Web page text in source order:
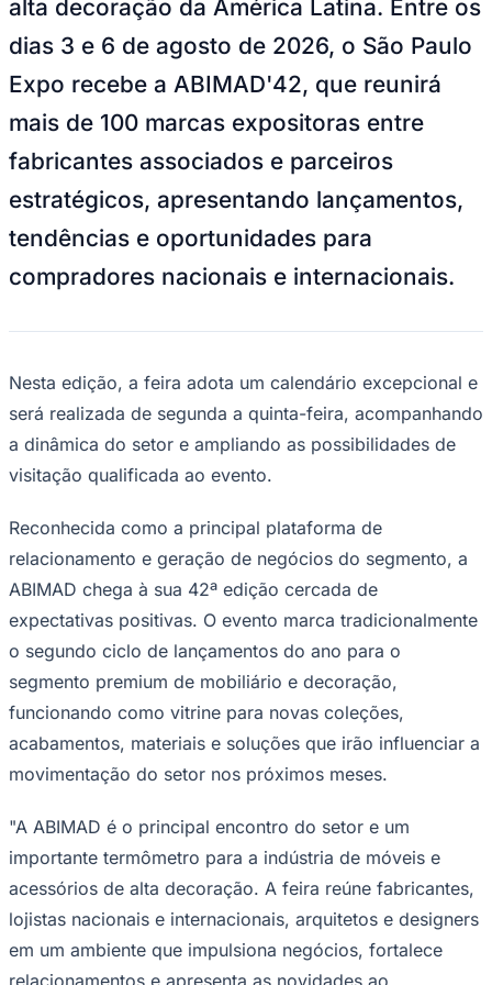
NBA
Fórmula 1
Tênis (ATP)
NHL
Vôlei
NBB
Brasileirão Série B
Copa América
Champions League
Premier League
La Liga
Mundial 2026
alta decoração da América Latina. Entre os
dias 3 e 6 de agosto de 2026, o São Paulo
Expo recebe a ABIMAD'42, que reunirá
mais de 100 marcas expositoras entre
fabricantes associados e parceiros
estratégicos, apresentando lançamentos,
tendências e oportunidades para
compradores nacionais e internacionais.
Nesta edição, a feira adota um calendário excepcional e
será realizada de segunda a quinta-feira, acompanhando
a dinâmica do setor e ampliando as possibilidades de
visitação qualificada ao evento.
Reconhecida como a principal plataforma de
relacionamento e geração de negócios do segmento, a
ABIMAD chega à sua 42ª edição cercada de
expectativas positivas. O evento marca tradicionalmente
o segundo ciclo de lançamentos do ano para o
segmento premium de mobiliário e decoração,
funcionando como vitrine para novas coleções,
acabamentos, materiais e soluções que irão influenciar a
movimentação do setor nos próximos meses.
"A ABIMAD é o principal encontro do setor e um
importante termômetro para a indústria de móveis e
acessórios de alta decoração. A feira reúne fabricantes,
lojistas nacionais e internacionais, arquitetos e designers
em um ambiente que impulsiona negócios, fortalece
relacionamentos e apresenta as novidades ao